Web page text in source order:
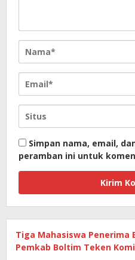
Simpan nama, email,
peramban ini untuk
Tiga Mahasiswa Penerima
Pemkab Boltim Teken